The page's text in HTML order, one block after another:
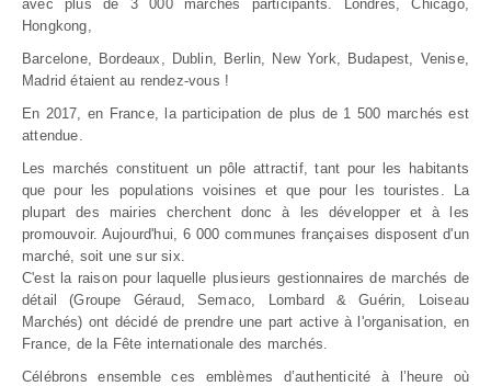
avec plus de 3 000 marchés participants. Londres, Chicago,
Hongkong,
Barcelone, Bordeaux, Dublin, Berlin, New York, Budapest, Venise,
Madrid étaient au rendez-vous !
En 2017, en France, la participation de plus de 1 500 marchés est
attendue.
Les marchés constituent un pôle attractif, tant pour les habitants
que pour les populations voisines et que pour les touristes. La
plupart des mairies cherchent donc à les développer et à les
promouvoir. Aujourd'hui, 6 000 communes françaises disposent d'un
marché, soit une sur six.
C'est la raison pour laquelle plusieurs gestionnaires de marchés de
détail (Groupe Géraud, Semaco, Lombard & Guérin, Loiseau
Marchés) ont décidé de prendre une part active à l'organisation, en
France, de la Fête internationale des marchés.
Célébrons ensemble ces emblèmes d’authenticité à l’heure où